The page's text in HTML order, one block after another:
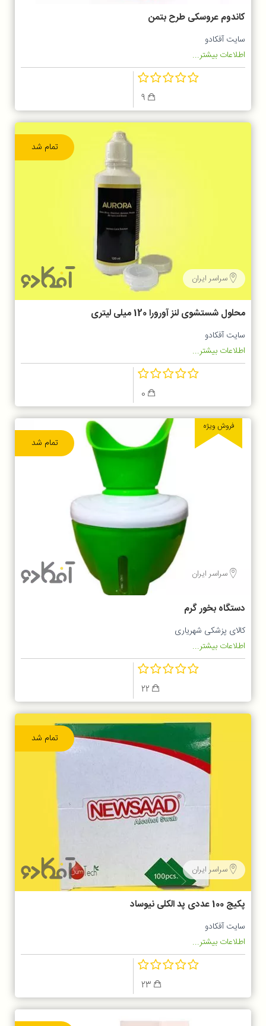
کاندوم عروسکی طرح بتمن
سایت آفکادو
اطلاعات بیشتر...
9
تمام شد
سراسر ایران
محلول شستشوی لنز آورورا 120 میلی لیتری
سایت آفکادو
اطلاعات بیشتر...
0
تمام شد
فروش ویژه
سراسر ایران
دستگاه بخور گرم
کالای پزشکی شهریاری
اطلاعات بیشتر...
22
تمام شد
سراسر ایران
پکیج 100 عددی پد الکلی نیوساد
سایت آفکادو
اطلاعات بیشتر...
23